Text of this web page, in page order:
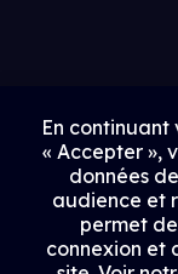
En
« Accepter »,
données
audience et
permet
connexion et